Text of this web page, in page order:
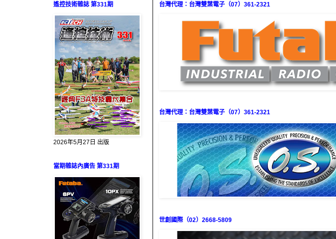
台灣代理：台灣雙葉電子（07）361-2321
台灣代理：台灣雙葉電子（07）361-2321
世創國際（02）2668-5809
遙控技術雜誌 第331期
2026年5月27日 出版
當期雜誌內廣告 第331期